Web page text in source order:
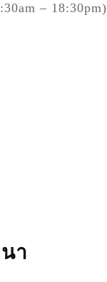
– 18:30pm)
า